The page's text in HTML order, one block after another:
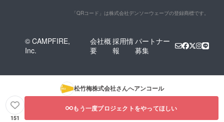
「QRコード」は株式会社デンソーウェーブの登録商標です。
© CAMPFIRE,
Inc.
会社概
要
採用情
報
パートナー
募集
松竹梅株式会社さんへアンコール
151
もう一度プロジェクトをやってほしい